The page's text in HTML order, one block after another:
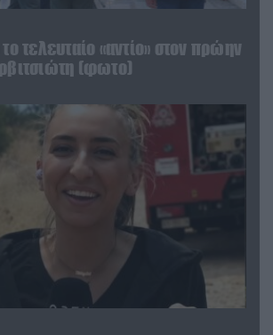
τελευταίο «αντίο» στον πρώην
(φωτο)